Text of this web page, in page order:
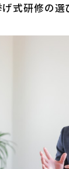
げ式研修の